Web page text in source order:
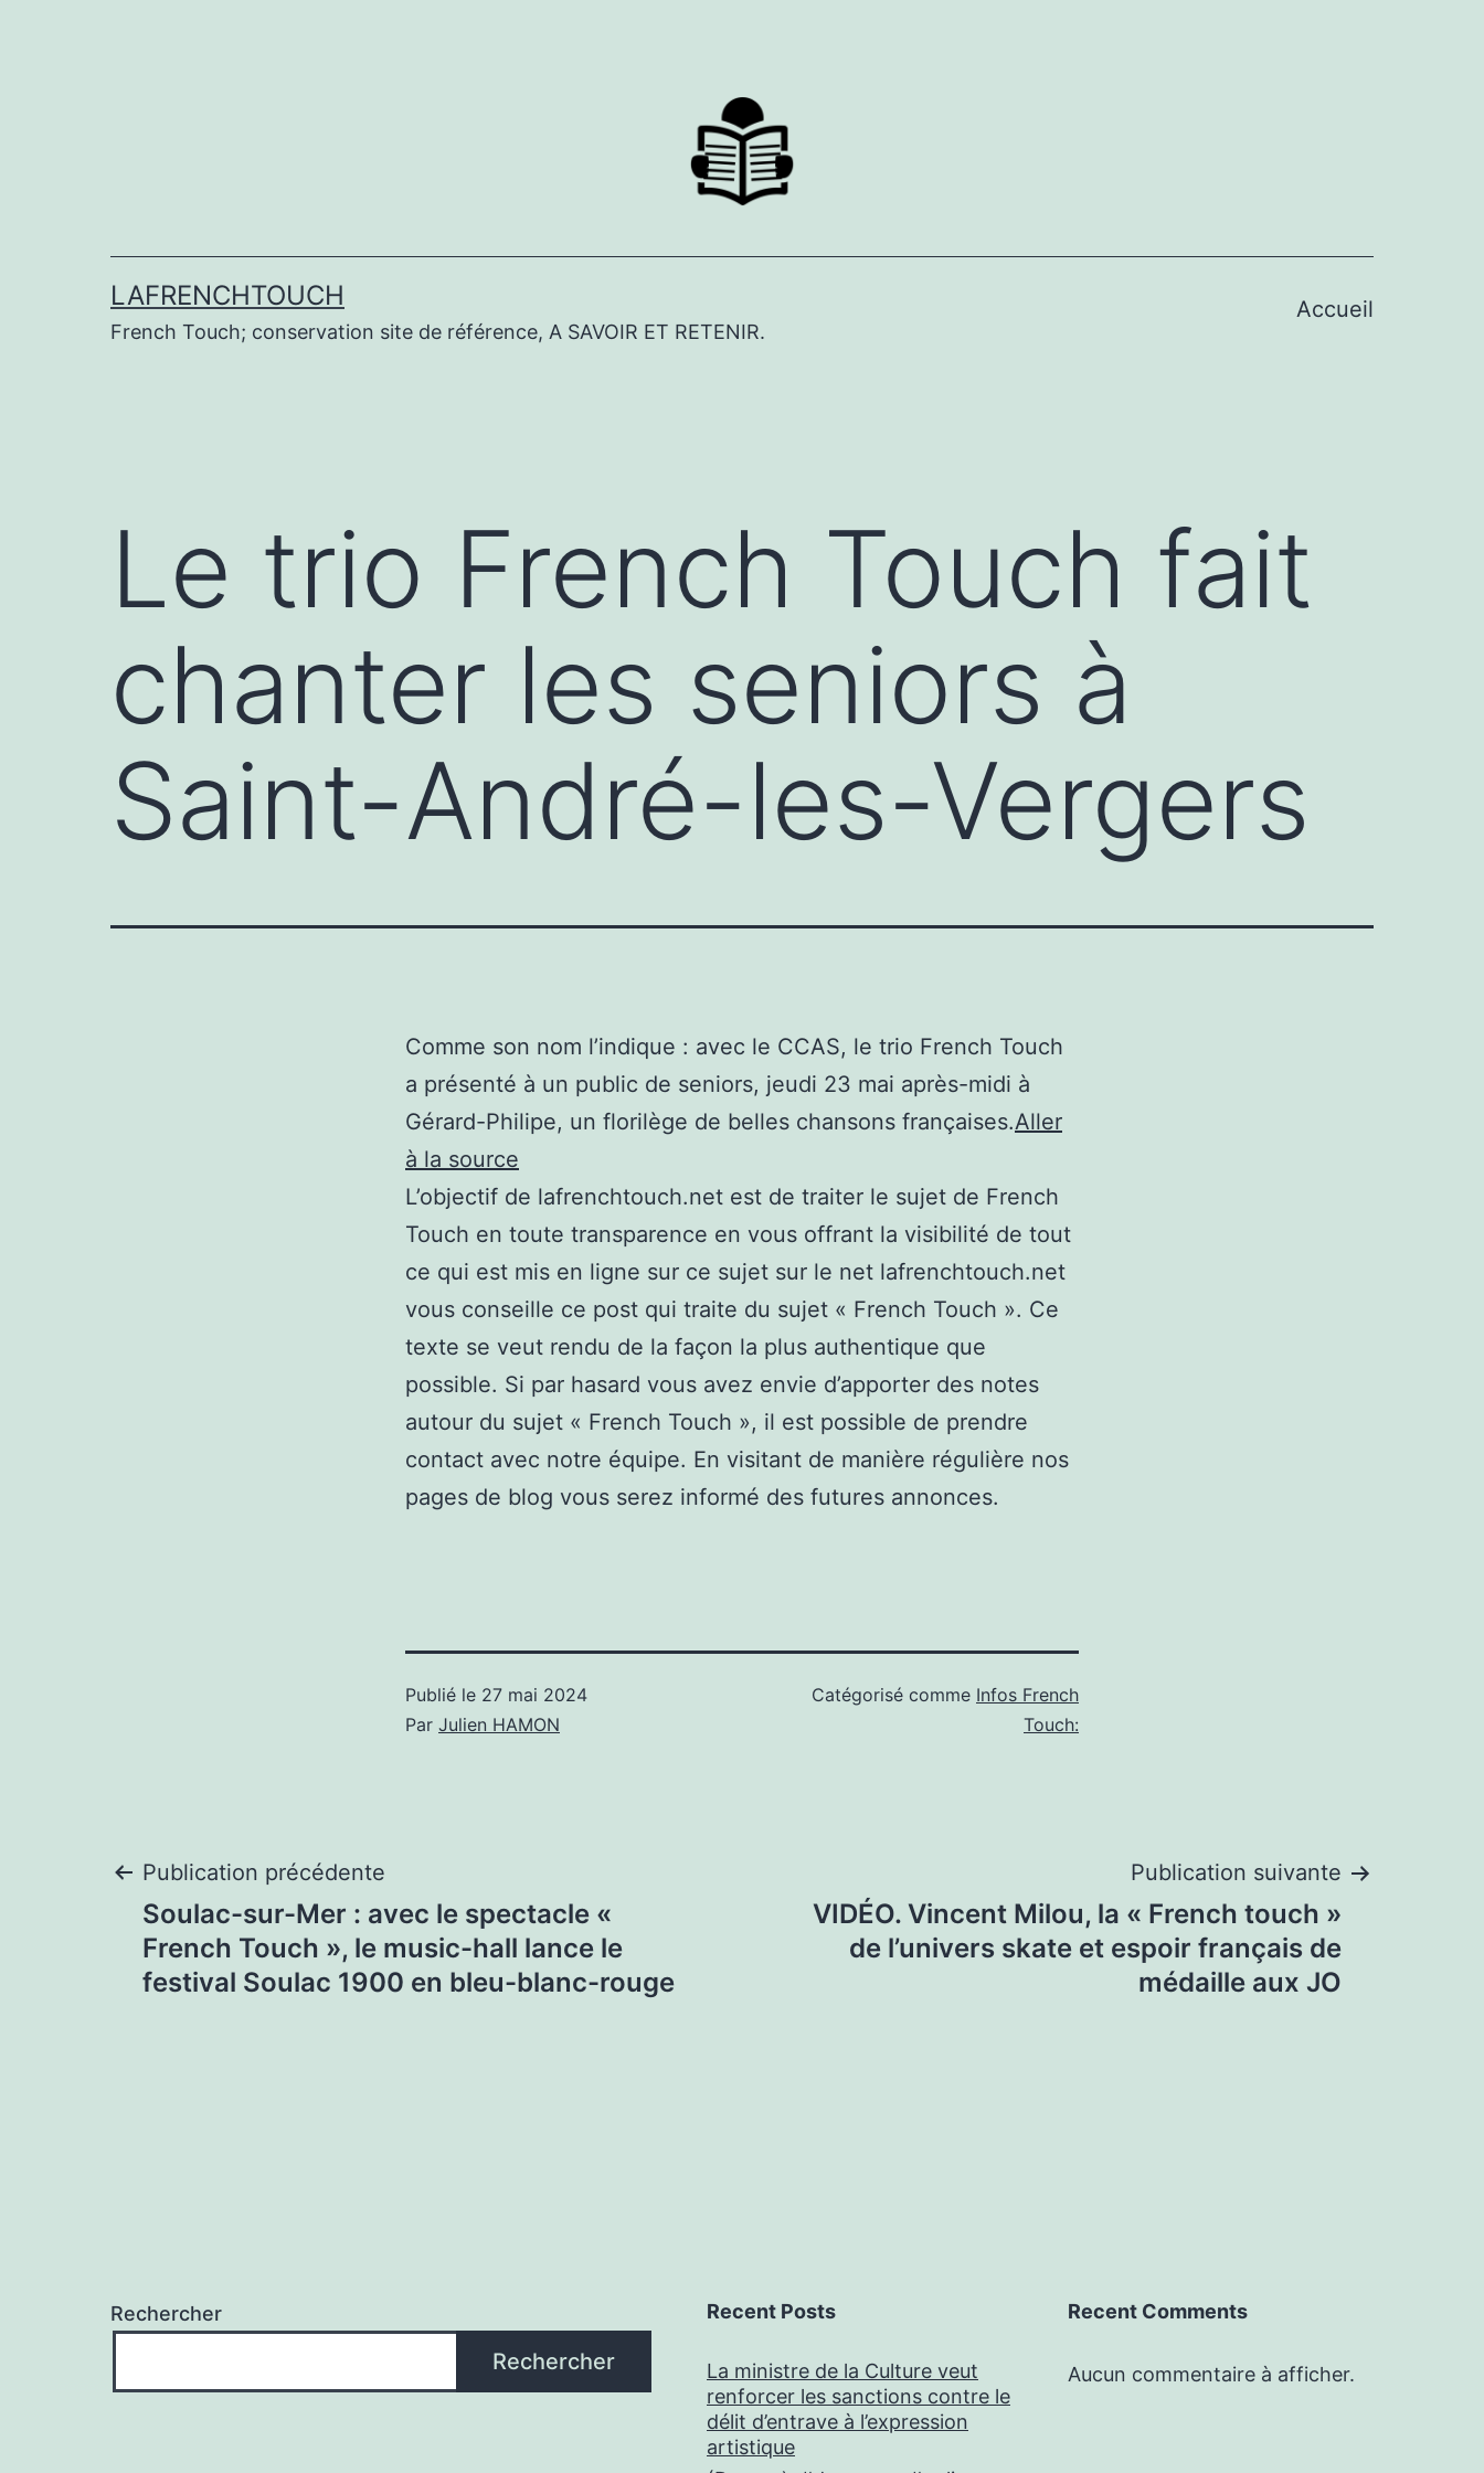
LAFRENCHTOUCH
French Touch; conservation site de référence, A SAVOIR ET RETENIR.
Accueil
Le trio French Touch fait
chanter les seniors à
Saint-André-les-Vergers
Comme son nom l’indique : avec le CCAS, le trio French Touch
a présenté à un public de seniors, jeudi 23 mai après-midi à
Gérard-Philipe, un florilège de belles chansons françaises.Aller
à la source
L’objectif de lafrenchtouch.net est de traiter le sujet de French
Touch en toute transparence en vous offrant la visibilité de tout
ce qui est mis en ligne sur ce sujet sur le net lafrenchtouch.net
vous conseille ce post qui traite du sujet « French Touch ». Ce
texte se veut rendu de la façon la plus authentique que
possible. Si par hasard vous avez envie d’apporter des notes
autour du sujet « French Touch », il est possible de prendre
contact avec notre équipe. En visitant de manière régulière nos
pages de blog vous serez informé des futures annonces.
Publié le 27 mai 2024
Par Julien HAMON
Catégorisé comme Infos French
Touch:
Navigation
de
Publication précédente
Soulac-sur-Mer : avec le spectacle «
French Touch », le music-hall lance le
festival Soulac 1900 en bleu-blanc-rouge
Publication suivante
VIDÉO. Vincent Milou, la « French touch »
de l’univers skate et espoir français de
médaille aux JO
Rechercher
Rechercher
Recent Posts
La ministre de la Culture veut
renforcer les sanctions contre le
délit d’entrave à l’expression
artistique
Recent Comments
Aucun commentaire à afficher.